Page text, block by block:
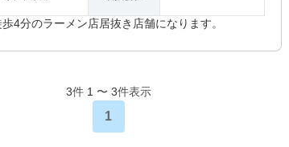
4分のラーメン店居抜き店舗になります。
3件 1 〜 3件表示
1